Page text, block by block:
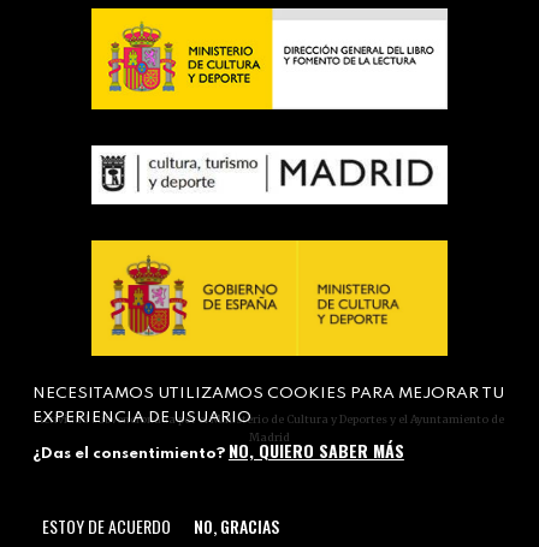
Actividad subvencionada por el Ministerio de Cultura y Deportes y el Ayuntamiento de
Madrid
NECESITAMOS UTILIZAMOS COOKIES PARA MEJORAR TU
EXPERIENCIA DE USUARIO
¿Das el consentimiento? NO, QUIERO SABER MÁS
ESTOY DE ACUERDO NO, GRACIAS